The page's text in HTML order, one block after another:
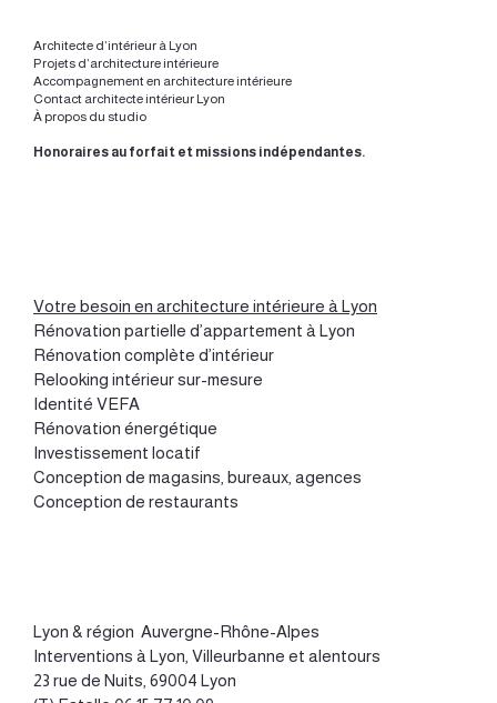
Architecte d’intérieur à Lyon
Projets d’architecture intérieure
Accompagnement en architecture intérieure
Contact architecte intérieur Lyon
À propos du studio
Honoraires au forfait et missions indépendantes.
Votre besoin en architecture intérieure à Lyon
Rénovation partielle d’appartement à Lyon
Rénovation complète d’intérieur
Relooking intérieur sur-mesure
Identité VEFA
Rénovation énergétique
Investissement locatif
Conception de magasins, bureaux, agences
Conception de restaurants
Lyon & région Auvergne-Rhône-Alpes
Interventions à Lyon, Villeurbanne et alentours
23 rue de Nuits, 69004 Lyon